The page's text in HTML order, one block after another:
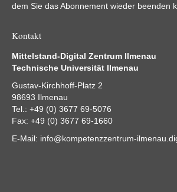
dem Sie das Abonnement wieder beenden
Kontakt
Mittelstand-Digital Zentrum Ilmenau
Technische Universität Ilmenau
Gustav-Kirchhoff-Platz 2
98693 Ilmenau
Tel.: +49 (0) 3677 69-5076
Fax: +49 (0) 3677 69-1660
E-Mail: info@kompetenzzentrum-